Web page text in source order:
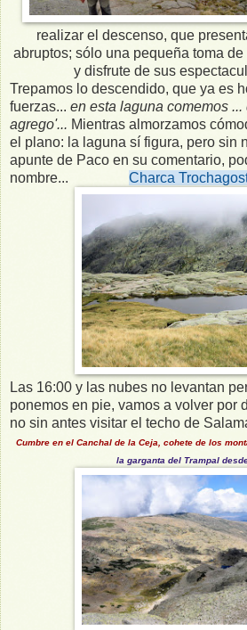
realizar el descenso, que
abruptos; sólo una pequeña toma
y disfrute de sus
Trepamos lo descendido, que ya es
fuerzas... en esta laguna comemos
agrego'... Mientras almorzamos
el plano: la laguna sí figura, pero sin
apunte de Paco en su comentario,
nombre... Charca
Las 16:00 y las nubes no levantan
ponemos en pie, vamos a volver por
no sin antes visitar el techo de
Cumbre en el Canchal de la Ceja, cohete de los
la garganta del Trampal